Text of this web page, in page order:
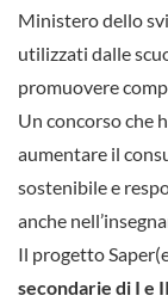
Ministero dello
utilizzati dalle
promuovere
Un concorso che
aumentare il
sostenibile e
anche
Il progetto
secondarie di I e